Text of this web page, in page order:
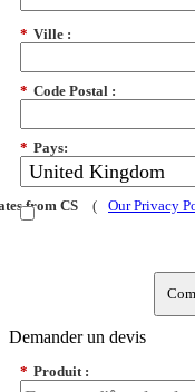
* Ville :
* Code Postal :
* Pays:
from CS ( Our Privacy
Demander un devis
* Produit :